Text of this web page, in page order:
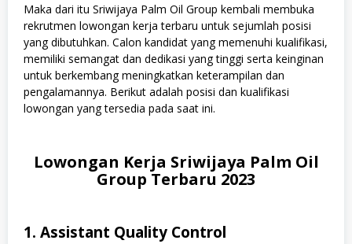
Maka dari itu Sriwijaya Palm Oil Group kembali membuka
rekrutmen lowongan kerja terbaru untuk sejumlah posisi
yang dibutuhkan. Calon kandidat yang memenuhi kualifikasi,
memiliki semangat dan dedikasi yang tinggi serta keinginan
untuk berkembang meningkatkan keterampilan dan
pengalamannya. Berikut adalah posisi dan kualifikasi
lowongan yang tersedia pada saat ini.
Lowongan Kerja Sriwijaya Palm Oil
Group Terbaru 2023
1. Assistant Quality Control